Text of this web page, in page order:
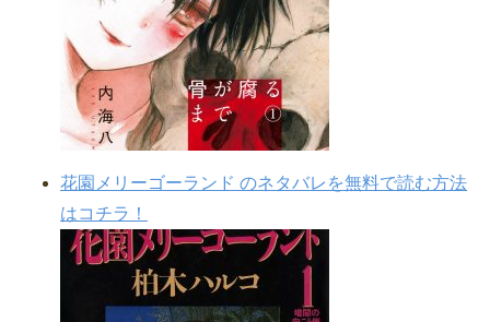
花園メリーゴーランド のネタバレを無料で読む方法
はコチラ！